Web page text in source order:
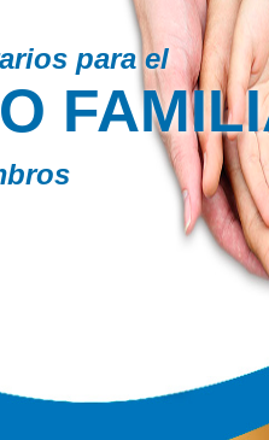
a las